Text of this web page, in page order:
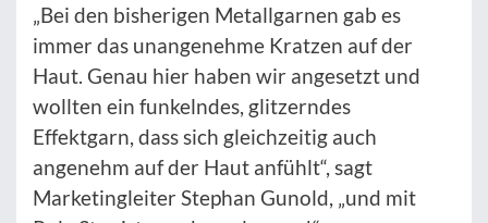
„Bei den bisherigen Metallgarnen gab es
immer das unangenehme Kratzen auf der
Haut. Genau hier haben wir angesetzt und
wollten ein funkelndes, glitzerndes
Effektgarn, dass sich gleichzeitig auch
angenehm auf der Haut anfühlt“, sagt
Marketingleiter Stephan Gunold, „und mit